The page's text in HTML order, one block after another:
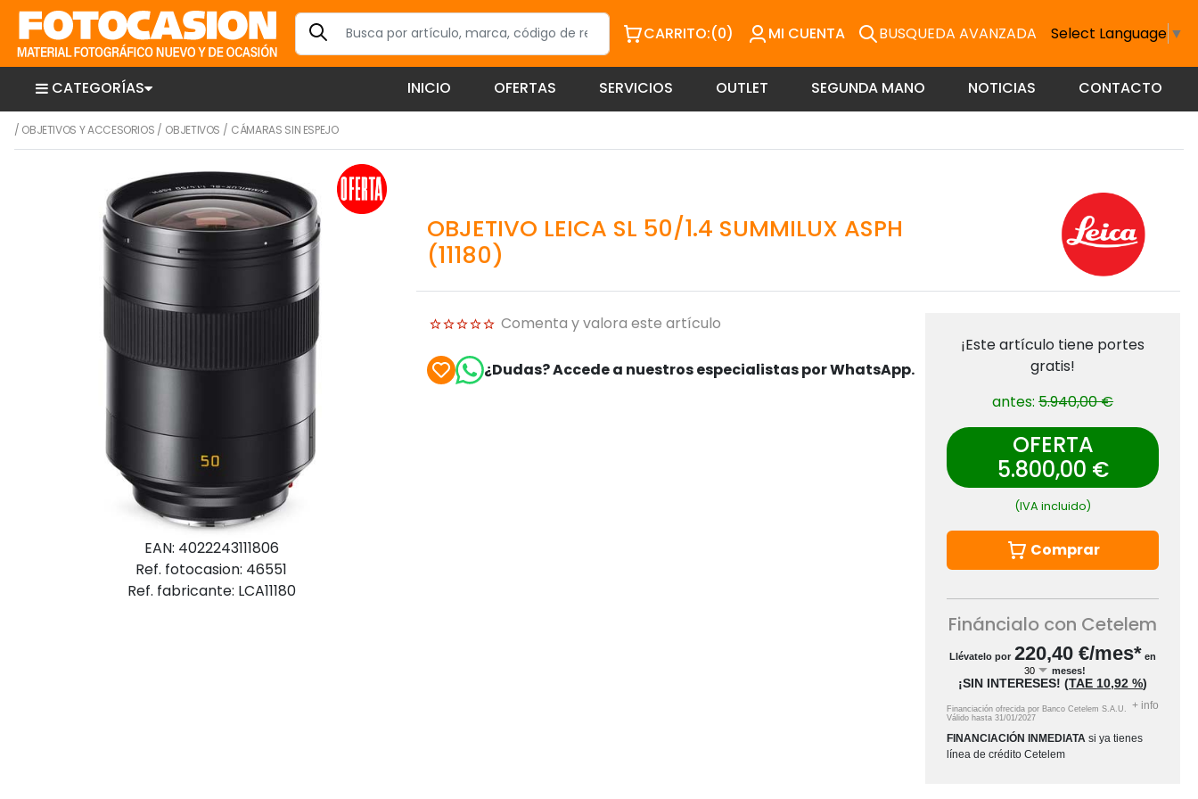
CARRITO:(0) MI CUENTA BUSQUEDA AVANZADA Select Language ▼
CATEGORÍAS INICIO OFERTAS SERVICIOS OUTLET SEGUNDA MANO NOTICIAS CONTACTO
/ OBJETIVOS Y ACCESORIOS / OBJETIVOS / CÁMARAS SIN ESPEJO
EAN: 4022243111806
Ref. fotocasion: 46551
Ref. fabricante: LCA11180
OBJETIVO LEICA SL 50/1.4 SUMMILUX ASPH
(11180)
Comenta y valora este artículo
¿Dudas? Accede a nuestros especialistas por WhatsApp.
¡Este artículo tiene portes
gratis!
antes:5.940,00 €
OFERTA
5.800,00 €
(IVA incluido)
Comprar
Fináncialo con Cetelem
Llévatelo por 220,40 €/mes* en
meses!
¡SIN INTERESES!(TAE 10,92 %)
Financiación ofrecida por Banco Cetelem S.A.U.
Válido hasta31/01/2027
+ info
FINANCIACIÓN INMEDIATA si ya tienes
línea de crédito Cetelem